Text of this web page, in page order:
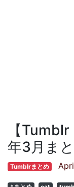
【
年3月まと
Tumblrまとめ